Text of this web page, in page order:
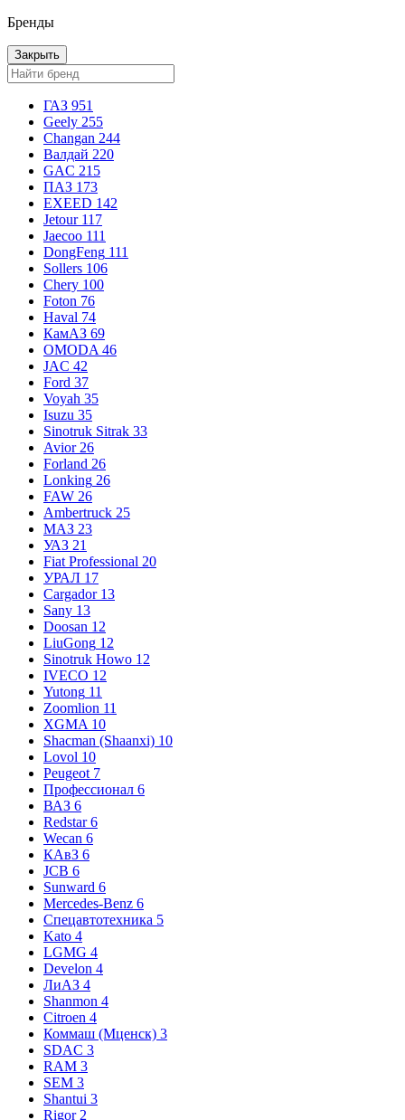
Бренды
Закрыть
ГАЗ 951
Geely 255
Changan 244
Валдай 220
GAC 215
ПАЗ 173
EXEED 142
Jetour 117
Jaecoo 111
DongFeng 111
Sollers 106
Chery 100
Foton 76
Haval 74
КамАЗ 69
OMODA 46
JAC 42
Ford 37
Voyah 35
Isuzu 35
Sinotruk Sitrak 33
Avior 26
Forland 26
Lonking 26
FAW 26
Ambertruck 25
МАЗ 23
УАЗ 21
Fiat Professional 20
УРАЛ 17
Cargador 13
Sany 13
Doosan 12
LiuGong 12
Sinotruk Howo 12
IVECO 12
Yutong 11
Zoomlion 11
XGMA 10
Shacman (Shaanxi) 10
Lovol 10
Peugeot 7
Профессионал 6
ВАЗ 6
Redstar 6
Wecan 6
КАвЗ 6
JCB 6
Sunward 6
Mercedes-Benz 6
Спецавтотехника 5
Kato 4
LGMG 4
Develon 4
ЛиАЗ 4
Shanmon 4
Citroen 4
Коммаш (Мценск) 3
SDAC 3
RAM 3
SEM 3
Shantui 3
Rigor 2